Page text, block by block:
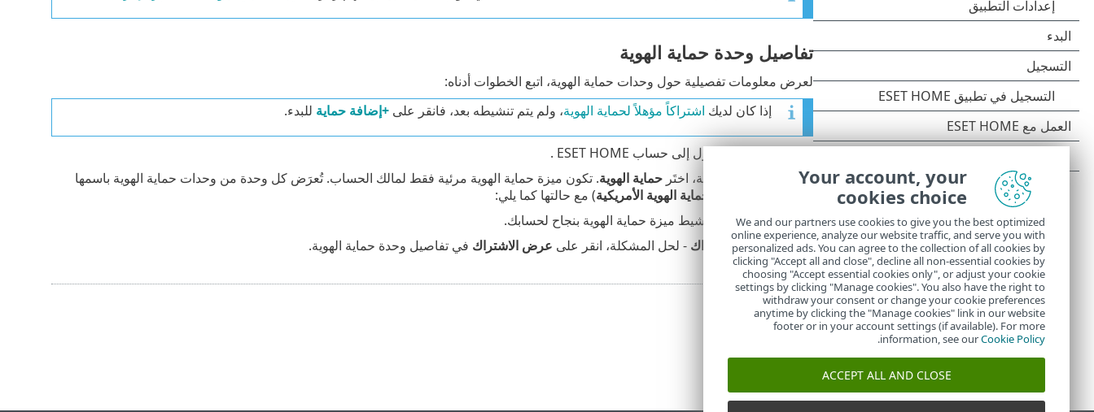
تفاصيل وحدة حماية الهوية
لعرض معلومات تفصيلية حول وحدات حماية الهوية، اتبع الخطوات أدناه:
إذا كان لديك اشتراكاً مؤهلاً لحماية الهوية، ولم يتم تنشيطه بعد، فانقر على +إضافة حماية للبدء.
قم بتسجيل الدخول إلى حساب ESET HOME .
من القائمة الجانبية، اختَر حماية الهوية. تكون ميزة حماية الهوية مرئية فقط لمالك الحساب. تُعرَض كل وحدة من وحدات حماية الهوية باسمها
أو حماية الهوية الأمريكية) مع حالتها كما يلي:
تم التنشيط- تم تنشيط ميزة حماية الهوية بنجاح لحسابك.
مشكلة في الاشتراك - لحل المشكلة، انقر على عرض الاشتراك في تفاصيل وحدة حماية الهوية.
Your account, your
cookies choice
We and our partners use cookies to give you the best optimized
online experience, analyze our website traffic, and serve you with
personalized ads. You can agree to the collection of all cookies by
clicking "Accept all and close", decline all non-essential cookies by
choosing "Accept essential cookies only", or adjust your cookie
settings by clicking "Manage cookies". You also have the right to
withdraw your consent or change your cookie preferences
anytime by clicking the "Manage cookies" link in our website
footer or in your account settings (if available). For more
information, see ourCookie Policy
.
ACCEPT ALL AND CLOSE